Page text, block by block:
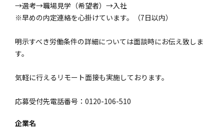
→選考→職場見学（希望者）→入社
※早めの内定連絡を心掛けています。（7日以内）
明示すべき労働条件の詳細については面談時にお伝え致しま
す。
気軽に行えるリモート面接も実施しております。
応募受付先電話番号：0120-106-510
企業名